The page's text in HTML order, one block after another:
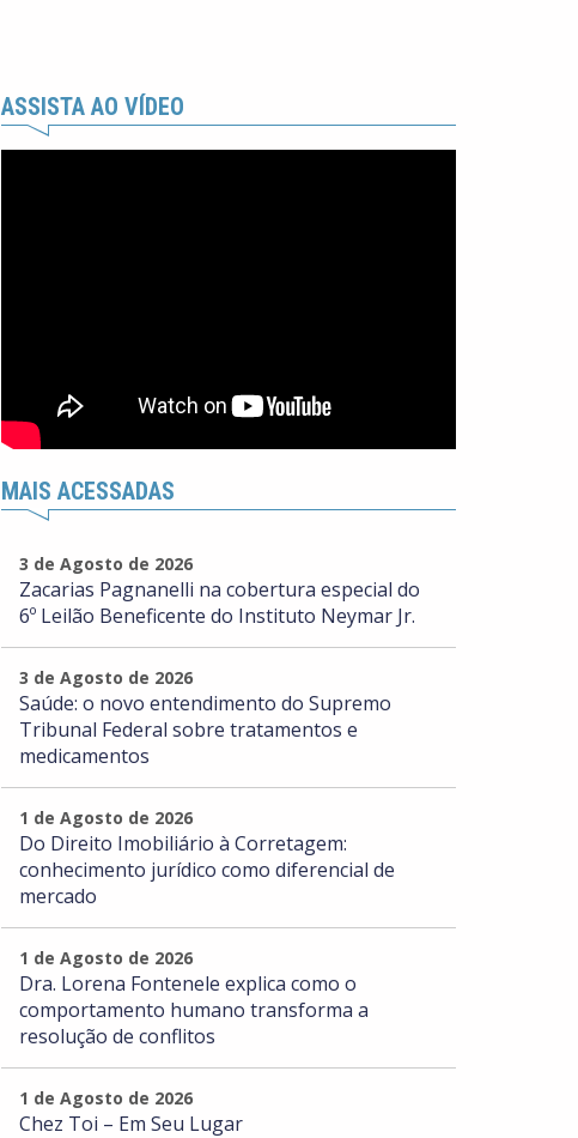
ASSISTA AO VÍDEO
MAIS ACESSADAS
3 de Agosto de 2026
Zacarias Pagnanelli na cobertura especial do
6º Leilão Beneficente do Instituto Neymar Jr.
3 de Agosto de 2026
Saúde: o novo entendimento do Supremo
Tribunal Federal sobre tratamentos e
medicamentos
1 de Agosto de 2026
Do Direito Imobiliário à Corretagem:
conhecimento jurídico como diferencial de
mercado
1 de Agosto de 2026
Dra. Lorena Fontenele explica como o
comportamento humano transforma a
resolução de conflitos
1 de Agosto de 2026
Chez Toi – Em Seu Lugar